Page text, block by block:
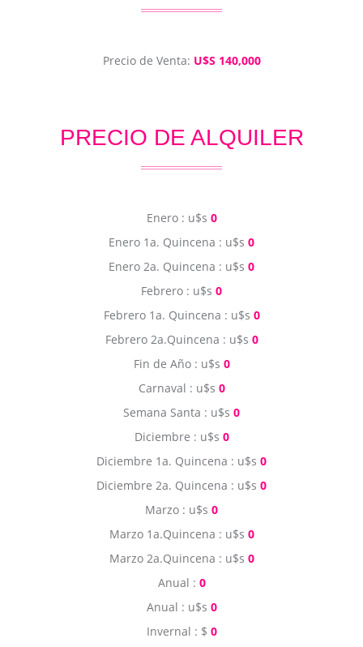
Precio de Venta: U$S 140,000
PRECIO DE ALQUILER
Enero : u$s 0
Enero 1a. Quincena : u$s 0
Enero 2a. Quincena : u$s 0
Febrero : u$s 0
Febrero 1a. Quincena : u$s 0
Febrero 2a.Quincena : u$s 0
Fin de Año : u$s 0
Carnaval : u$s 0
Semana Santa : u$s 0
Diciembre : u$s 0
Diciembre 1a. Quincena : u$s 0
Diciembre 2a. Quincena : u$s 0
Marzo : u$s 0
Marzo 1a.Quincena : u$s 0
Marzo 2a.Quincena : u$s 0
Anual : 0
Anual : u$s 0
Invernal : $ 0